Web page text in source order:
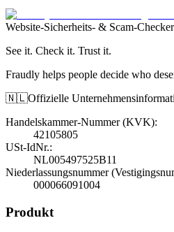
Website-Sicherheits- & Scam-Checker
See it. Check it. Trust it.
Fraudly helps people decide who
🇳🇱Offizielle
Handelskammer-Nummer (KVK):
42105805
USt-IdNr.:
NL005497525B11
Niederlassungsnummer
000066091004
Produkt